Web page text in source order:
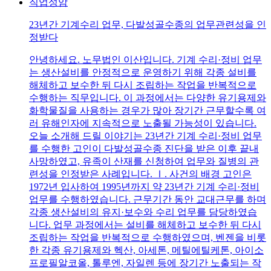
23년간 기계수리 업무, 다발성골수종의 업무관련성을 인
정받다
안녕하세요. 노무법인 이산입니다. 기계 수리·정비 업무
는 생산설비를 안정적으로 운영하기 위해 각종 설비를
해체하고 보수한 뒤 다시 조립하는 작업을 반복적으로
수행하는 직무입니다. 이 과정에서는 다양한 유기용제와
화학물질을 사용하는 경우가 많아 장기간 근무할수록 여
러 유해인자에 지속적으로 노출될 가능성이 있습니다.
오늘 소개해 드릴 이야기는 23년간 기계 수리·정비 업무
를 수행한 고인이 다발성골수종 진단을 받은 이후 끝내
사망하였고, 유족이 산재를 신청하여 업무와 질병의 관
련성을 인정받은 사례입니다. Ⅰ. 사건의 배경 고인은
1972년 입사하여 1995년까지 약 23년간 기계 수리·정비
업무를 수행하였습니다. 근무기간 동안 교대근무를 하며
각종 생산설비의 유지·보수와 수리 업무를 담당하였습
니다. 업무 과정에서는 설비를 해체하고 보수한 뒤 다시
조립하는 작업을 반복적으로 수행하였으며, 벤젠을 비롯
한 각종 유기용제와 헥산, 아세톤, 메틸에틸케톤, 아이소
프로필알코올, 톨루엔, 자일렌 등에 장기간 노출되는 작